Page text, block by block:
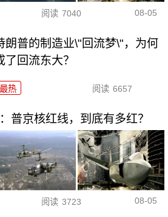
阅读 7040 08-05
朗普的制造业\"回流梦\"，为何
了回流东大？
最热 阅读 6657
普京核红线，到底有多红？
阅读 3723 08-05